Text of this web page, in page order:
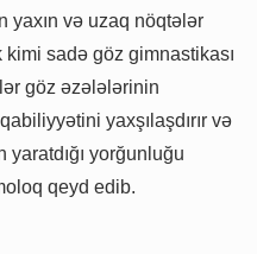
yaxın və uzaq nöqtələr
kimi sadə göz gimnastikası
göz əzələlərinin
yaxşılaşdırır və
yorğunluğu
qeyd edib.